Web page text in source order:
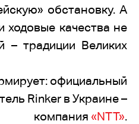
обстановку. А
ходовые качества не
– традиции Великих
официальный
Rinker в Украине –
компания «NTT».